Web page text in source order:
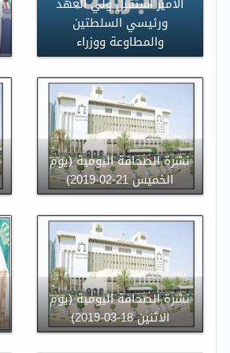
ورئيسي السلطتين
والمطاوعة ووزراء
نشرة الصحافة اليومية (يوم
الخميس 21-02-2019)
نشرة الصحافة اليومية (يوم
الاثنين 18-03-2019)